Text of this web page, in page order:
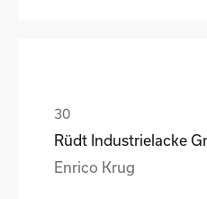
Rüdt Industrielacke
Enrico Krug